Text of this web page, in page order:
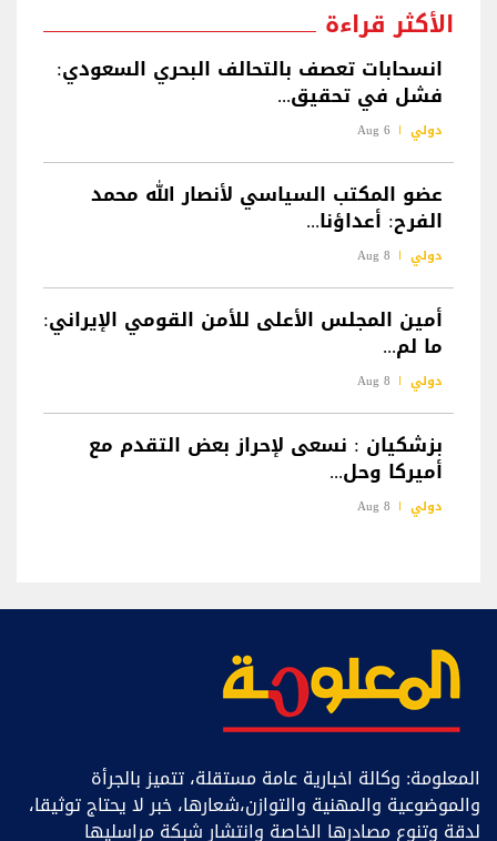
الأكثر قراءة
انسحابات تعصف بالتحالف البحري السعودي:
فشل في تحقيق...
دولي 6 Aug
عضو المكتب السياسي لأنصار الله محمد
الفرح: أعداؤنا...
دولي 8 Aug
أمين المجلس الأعلى للأمن القومي الإيراني:
ما لم...
دولي 8 Aug
بزشكيان : نسعى لإحراز بعض التقدم مع
أميركا وحل...
دولي 8 Aug
المعلومة: وكالة اخبارية عامة مستقلة، تتميز بالجرأة
والموضوعية والمهنية والتوازن،شعارها، خبر ﻻ يحتاج توثيقا،
لدقة وتنوع مصادرها الخاصة وانتشار شبكة مراسليها